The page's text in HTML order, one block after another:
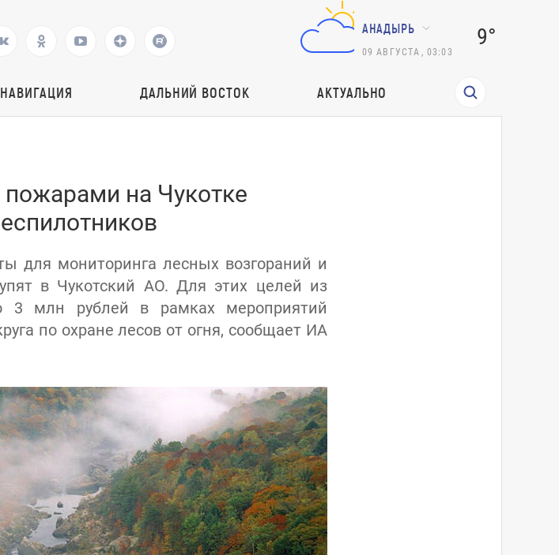
АНАДЫРЬ
09 АВГУСТА 03:03
9°
НАВИГАЦИЯ ДАЛЬНИЙ ВОСТОК АКТУАЛЬНО
на Чукотке
для мониторинга лесных возгораний и
в Чукотский АО. Для этих целей из
3 млн рублей в рамках мероприятий
по охране лесов от огня, сообщает ИА